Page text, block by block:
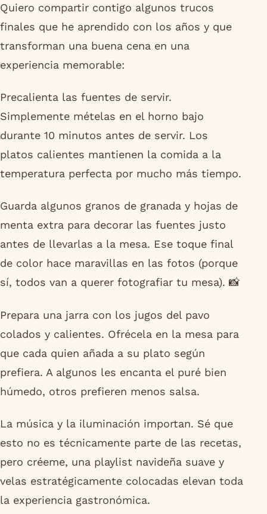
Quiero compartir contigo algunos trucos
finales que he aprendido con los años y que
transforman una buena cena en una
experiencia memorable:
Precalienta las fuentes de servir.
Simplemente mételas en el horno bajo
durante 10 minutos antes de servir. Los
platos calientes mantienen la comida a la
temperatura perfecta por mucho más tiempo.
Guarda algunos granos de granada y hojas de
menta extra para decorar las fuentes justo
antes de llevarlas a la mesa. Ese toque final
de color hace maravillas en las fotos (porque
sí, todos van a querer fotografiar tu mesa). 📸
Prepara una jarra con los jugos del pavo
colados y calientes. Ofrécela en la mesa para
que cada quien añada a su plato según
prefiera. A algunos les encanta el puré bien
húmedo, otros prefieren menos salsa.
La música y la iluminación importan. Sé que
esto no es técnicamente parte de las recetas,
pero créeme, una playlist navideña suave y
velas estratégicamente colocadas elevan toda
la experiencia gastronómica.